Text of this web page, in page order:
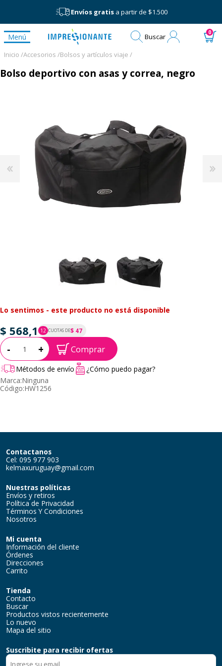
Envíos gratisa partir de $1.500
Menú Buscar 0
Inicio /Accesorios /Bolsos y artículos viaje /
Bolso deportivo con asas y correa, negro
Lo sentimos - este producto no está disponible
$ 568,1 12 CUOTAS DE$ 47
P.T.F. $ 568
Cantidad:
- + Comprar
Métodos de envío
¿Cómo puedo pagar?
Marca:Ninguna
Código:HW1256
Contactanos
Cel: 095 977 903
kelmaxuruguay@gmail.com
Nuestras políticas
Envíos y retiros
Política de Privacidad
Términos Y Condiciones
Nosotros
Mi cuenta
Información del cliente
Órdenes
Direcciones
Carrito
Tienda
Contacto
Buscar
Productos vistos recientemente
Lo nuevo
Mapa del sitio
Suscribite para recibir ofertas